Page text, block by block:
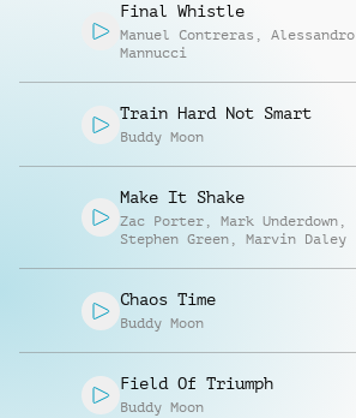
Final Whistle
Manuel Contreras , Alessandro
Mannucci
Train Hard Not Smart
Buddy Moon
Make It Shake
Zac Porter , Mark Underdown ,
Stephen Green , Marvin Daley
Chaos Time
Buddy Moon
Field Of Triumph
Buddy Moon